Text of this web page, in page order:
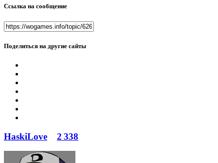
Ссылка на сообщение
Поделиться на другие сайты
HaskiLove 2 338